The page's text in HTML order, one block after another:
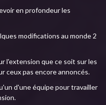
en profondeur les
modifications au monde 2
l'extension que ce soit sur les
ceux pas encore annoncés.
d'une équipe pour travailler